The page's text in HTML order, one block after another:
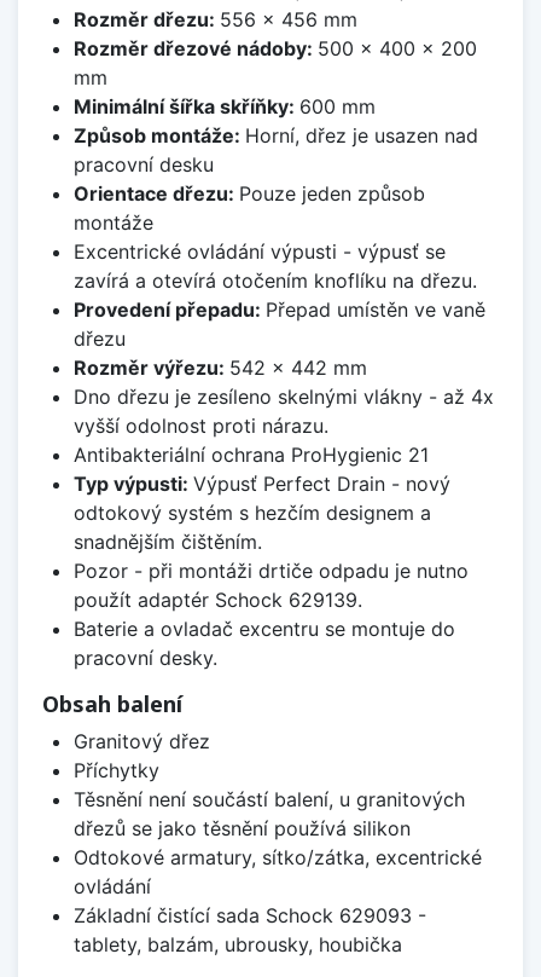
Rozměr dřezu: 556 x 456 mm
Rozměr dřezové nádoby: 500 x 400 x 200
mm
Minimální šířka skříňky: 600 mm
Způsob montáže: Horní, dřez je usazen nad
pracovní desku
Orientace dřezu: Pouze jeden způsob
montáže
Excentrické ovládání výpusti - výpusť se
zavírá a otevírá otočením knoflíku na dřezu.
Provedení přepadu: Přepad umístěn ve vaně
dřezu
Rozměr výřezu: 542 x 442 mm
Dno dřezu je zesíleno skelnými vlákny - až 4x
vyšší odolnost proti nárazu.
Antibakteriální ochrana ProHygienic 21
Typ výpusti: Výpusť Perfect Drain - nový
odtokový systém s hezčím designem a
snadnějším čištěním.
Pozor - při montáži drtiče odpadu je nutno
použít adaptér Schock 629139.
Baterie a ovladač excentru se montuje do
pracovní desky.
Obsah balení
Granitový dřez
Příchytky
Těsnění není součástí balení, u granitových
dřezů se jako těsnění používá silikon
Odtokové armatury, sítko/zátka, excentrické
ovládání
Základní čistící sada Schock 629093 -
tablety, balzám, ubrousky, houbička